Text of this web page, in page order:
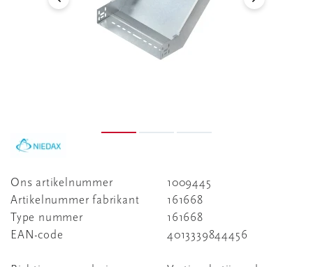
Ons artikelnummer
1009445
Artikelnummer fabrikant
161668
Type nummer
161668
EAN-code
4013339844456